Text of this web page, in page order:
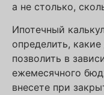
а не столько,
Ипотечный
определить,
позволить в
ежемесячного
внесете при